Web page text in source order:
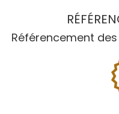
Référencement